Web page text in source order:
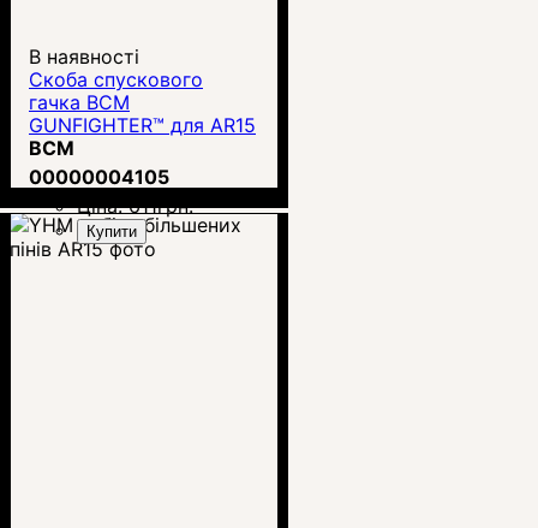
В наявності
Скоба спускового
гачка BCM
GUNFIGHTER™ для AR15
(BCM-GTG-MOD-0-BLK)
BCM
00000004105
Ціна:611грн.
Купити